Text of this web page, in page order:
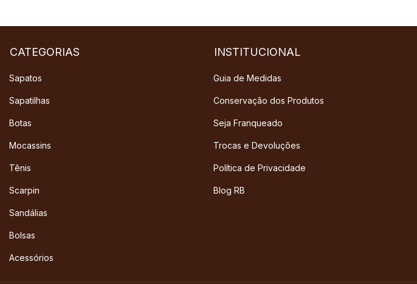
CATEGORIAS
Sapatos
Sapatilhas
Botas
Mocassins
Tênis
Scarpin
Sandálias
Bolsas
Acessórios
INSTITUCIONAL
Guia de Medidas
Conservação dos Produtos
Seja Franqueado
Trocas e Devoluções
Política de Privacidade
Blog RB